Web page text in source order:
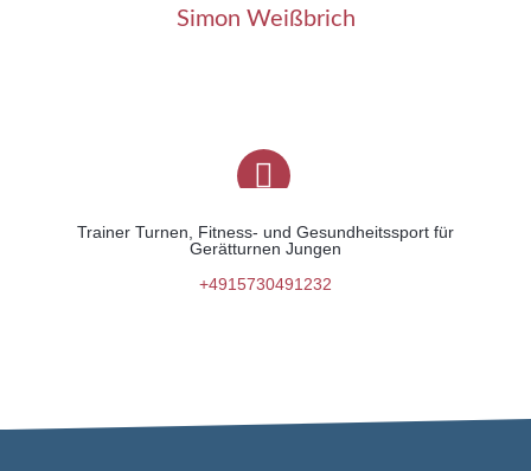
Simon Weißbrich
Trainer Turnen, Fitness- und Gesundheitssport für
Gerätturnen Jungen
+4915730491232